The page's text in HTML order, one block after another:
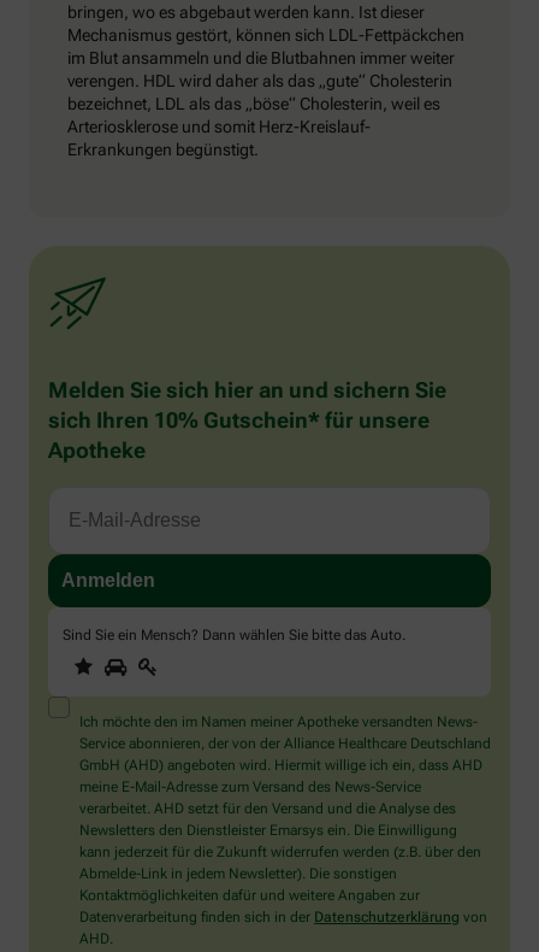
bringen, wo es abgebaut werden kann. Ist dieser
Mechanismus gestört, können sich LDL-Fettpäckchen
im Blut ansammeln und die Blutbahnen immer weiter
verengen. HDL wird daher als das „gute“ Cholesterin
bezeichnet, LDL als das „böse“ Cholesterin, weil es
Arteriosklerose und somit Herz-Kreislauf-
Erkrankungen begünstigt.
Melden Sie sich hier an und sichern Sie
sich Ihren 10% Gutschein* für unsere
Apotheke
Sind Sie ein Mensch? Dann wählen Sie bitte das Auto.
Sind
Sie
ein
Mensch?
Dann
wählen
Sie
bitte
das
Auto.
1 2
Ich möchte den im Namen meiner Apotheke versandten News-
Service abonnieren, der von der Alliance Healthcare Deutschland
GmbH (AHD) angeboten wird. Hiermit willige ich ein, dass AHD
meine E-Mail-Adresse zum Versand des News-Service
verarbeitet. AHD setzt für den Versand und die Analyse des
Newsletters den Dienstleister Emarsys ein. Die Einwilligung
kann jederzeit für die Zukunft widerrufen werden (z.B. über den
Abmelde-Link in jedem Newsletter). Die sonstigen
Kontaktmöglichkeiten dafür und weitere Angaben zur
Datenverarbeitung finden sich in der Datenschutzerklärung von
AHD.